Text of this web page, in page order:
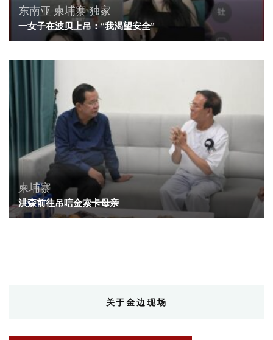
东南亚 柬埔寨独家
一女子在波贝上吊：“我渴望安全”
柬埔寨
洪森前往吊唁金索卡母亲
关于金边现场